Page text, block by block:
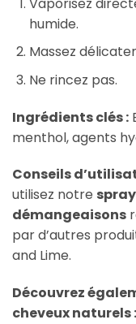
humide.
Massez
Ne rincez pas.
Ingrédients clés :
menthol, agents
Conseils
utilisez notre
démangeaisons
par d’autres
and Lime.
Découvrez
cheveux naturels :